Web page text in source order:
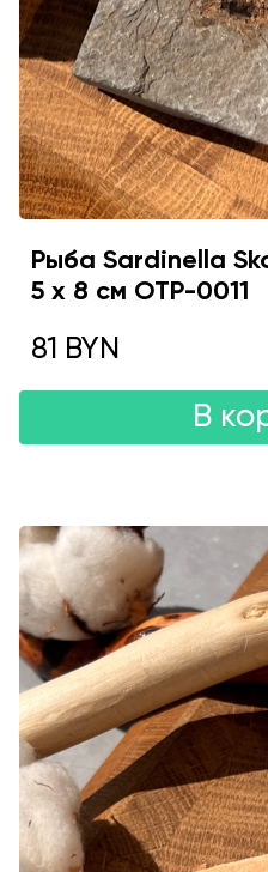
Рыба Sardinella
5 х 8 см OTP-0011
81 BYN
В